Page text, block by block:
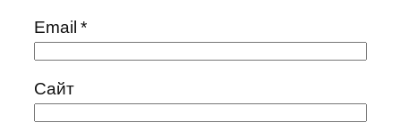
Email*
Сайт